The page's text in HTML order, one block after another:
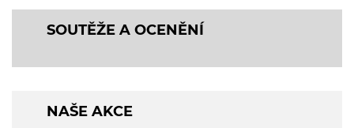
SOUTĚŽE A OCENĚNÍ
NAŠE AKCE